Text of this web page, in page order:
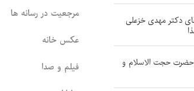
دکتر مهدی خزعلی
حضرت حجت الاسلام و
مرجعیت در رسانه ها
عکس خانه
فیلم و صدا